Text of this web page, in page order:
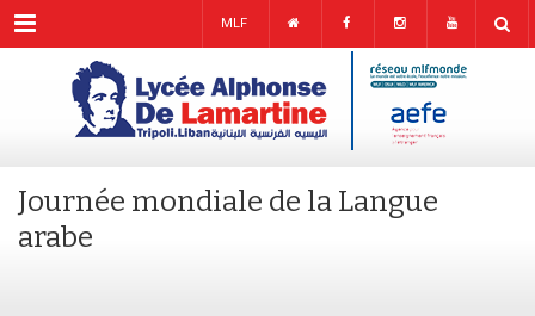
Menu MLF
Journée mondiale de la Langue
arabe